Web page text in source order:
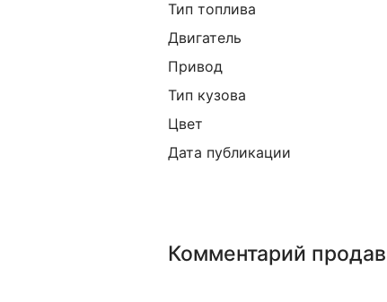
Тип топлива
Двигатель
Привод
Тип кузова
Цвет
Дата публикации
Комментарий